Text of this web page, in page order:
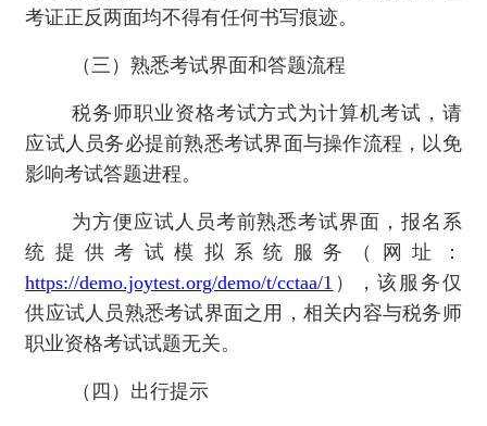
考证正反两面均不得有任何书写痕迹。
（三）熟悉考试界面和答题流程
税务师职业资格考试方式为计算机考试，请
应试人员务必提前熟悉考试界面与操作流程，以免
影响考试答题进程。
为方便应试人员考前熟悉考试界面，报名系
统提供考试模拟系统服务（网址：
https://demo.joytest.org/demo/t/cctaa/1 ），该服务仅
供应试人员熟悉考试界面之用，相关内容与税务师
职业资格考试试题无关。
（四）出行提示